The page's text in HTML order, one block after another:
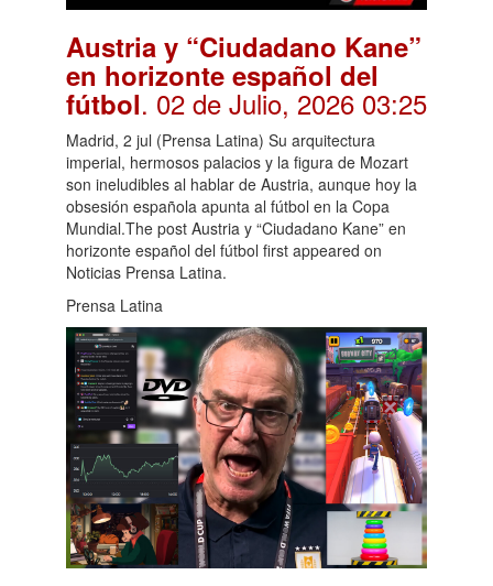
Austria y “Ciudadano Kane”
en horizonte español del
fútbol. 02 de Julio, 2026 03:25
Madrid, 2 jul (Prensa Latina) Su arquitectura
imperial, hermosos palacios y la figura de Mozart
son ineludibles al hablar de Austria, aunque hoy la
obsesión española apunta al fútbol en la Copa
Mundial.The post Austria y “Ciudadano Kane” en
horizonte español del fútbol first appeared on
Noticias Prensa Latina.
Prensa Latina